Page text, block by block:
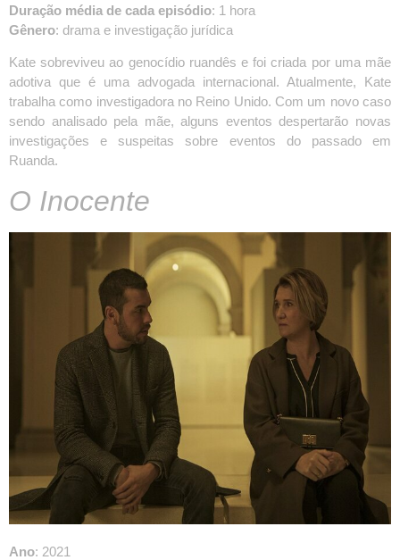
Duração média de cada episódio: 1 hora
Gênero: drama e investigação jurídica
Kate sobreviveu ao genocídio ruandês e foi criada por uma mãe
adotiva que é uma advogada internacional. Atualmente, Kate
trabalha como investigadora no Reino Unido. Com um novo caso
sendo analisado pela mãe, alguns eventos despertarão novas
investigações e suspeitas sobre eventos do passado em
Ruanda.
O Inocente
Ano: 2021